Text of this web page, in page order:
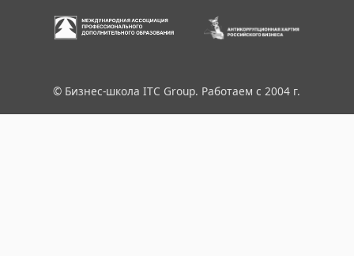
© Бизнес-школа ITC Group. Работаем с 2004 г.